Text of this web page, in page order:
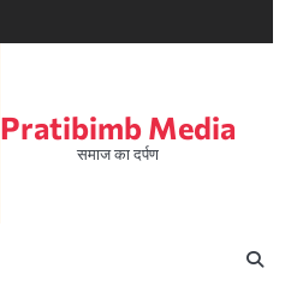
Pratibimb Media
समाज का दर्पण